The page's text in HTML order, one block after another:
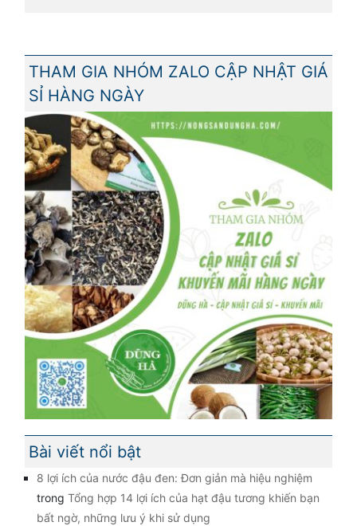
THAM GIA NHÓM ZALO CẬP NHẬT GIÁ
SỈ HÀNG NGÀY
Bài viết nổi bật
8 lợi ích của nước đậu đen: Đơn giản mà hiệu nghiệm
trong Tổng hợp 14 lợi ích của hạt đậu tương khiến bạn
bất ngờ, những lưu ý khi sử dụng